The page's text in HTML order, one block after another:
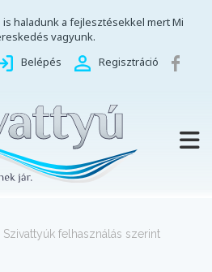
haladunk a fejlesztésekkel mert Mi
vagyunk.
Belépés Regisztráció
Szivattyúk felhasználás szerint